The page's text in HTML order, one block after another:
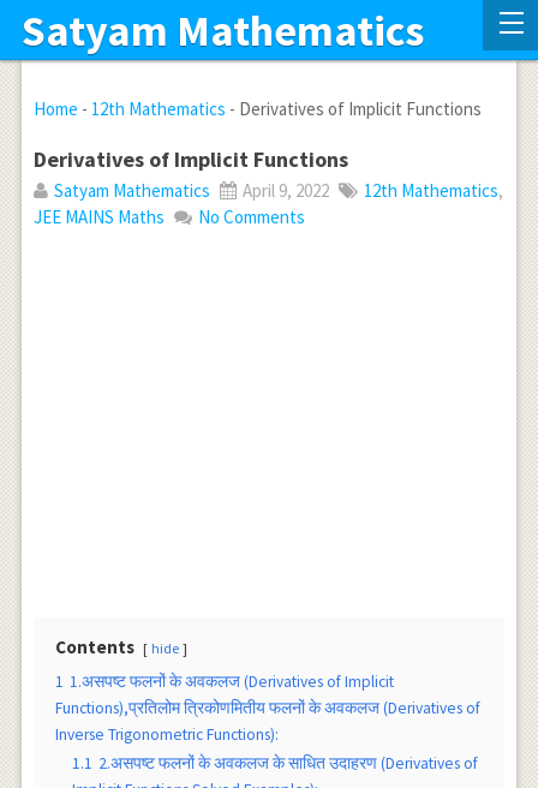
Satyam Mathematics
Home - 12th Mathematics - Derivatives of Implicit Functions
Derivatives of Implicit Functions
Satyam Mathematics April 9, 2022 12th Mathematics,
JEE MAINS Maths
No Comments
Contents hide
1 1.असपष्ट फलनों के अवकलज (Derivatives of Implicit
Functions),प्रतिलोम त्रिकोणमितीय फलनों के अवकलज (Derivatives of
Inverse Trigonometric Functions):
1.1 2.असपष्ट फलनों के अवकलज के साधित उदाहरण (Derivatives of